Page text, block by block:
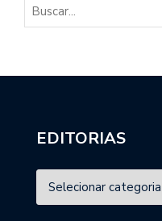
EDITORIAS